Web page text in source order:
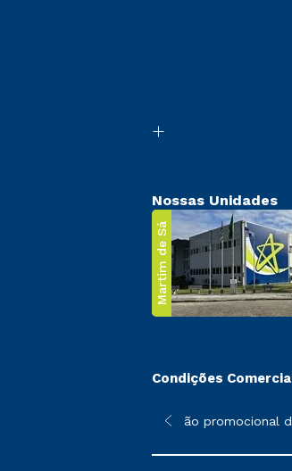
Nossas Unidades
Martim de Sá
Condições
sofrer alterações nos períodos de
*A condição promocional de